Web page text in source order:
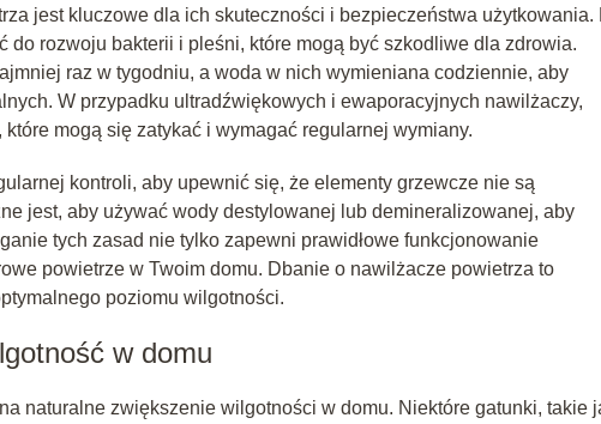
jest kluczowe dla ich skuteczności i bezpieczeństwa użytkowania.
rozwoju bakterii i pleśni, które mogą być szkodliwe dla zdrowia.
raz w tygodniu, a woda w nich wymieniana codziennie, aby
W przypadku ultradźwiękowych i ewaporacyjnych nawilżaczy,
mogą się zatykać i wymagać regularnej wymiany.
kontroli, aby upewnić się, że elementy grzewcze nie są
jest, aby używać wody destylowanej lub demineralizowanej, aby
tych zasad nie tylko zapewni prawidłowe funkcjonowanie
powietrze w Twoim domu. Dbanie o nawilżacze powietrza to
poziomu wilgotności.
w domu
naturalne zwiększenie wilgotności w domu. Niektóre gatunki, takie